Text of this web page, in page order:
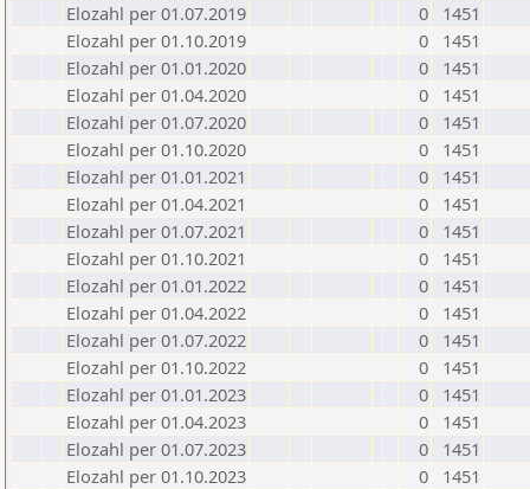
Elozahl per 01.07.2019
0
1451
Elozahl per 01.10.2019
0
1451
Elozahl per 01.01.2020
0
1451
Elozahl per 01.04.2020
0
1451
Elozahl per 01.07.2020
0
1451
Elozahl per 01.10.2020
0
1451
Elozahl per 01.01.2021
0
1451
Elozahl per 01.04.2021
0
1451
Elozahl per 01.07.2021
0
1451
Elozahl per 01.10.2021
0
1451
Elozahl per 01.01.2022
0
1451
Elozahl per 01.04.2022
0
1451
Elozahl per 01.07.2022
0
1451
Elozahl per 01.10.2022
0
1451
Elozahl per 01.01.2023
0
1451
Elozahl per 01.04.2023
0
1451
Elozahl per 01.07.2023
0
1451
Elozahl per 01.10.2023
0
1451